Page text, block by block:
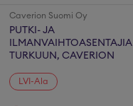
Caverion Suomi Oy
PUTKI- JA
ILMANVAIHTOASENTAJIA
TURKUUN, CAVERION
LVI-Ala